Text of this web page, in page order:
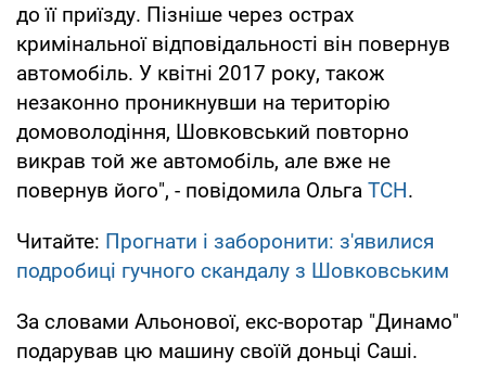
до її приїзду. Пізніше через острах
кримінальної відповідальності він повернув
автомобіль. У квітні 2017 року, також
незаконно проникнувши на територію
домоволодіння, Шовковський повторно
викрав той же автомобіль, але вже не
повернув його", - повідомила Ольга ТСН.
Читайте: Прогнати і заборонити: з'явилися
подробиці гучного скандалу з Шовковським
За словами Альонової, екс-воротар "Динамо"
подарував цю машину своїй доньці Саші.